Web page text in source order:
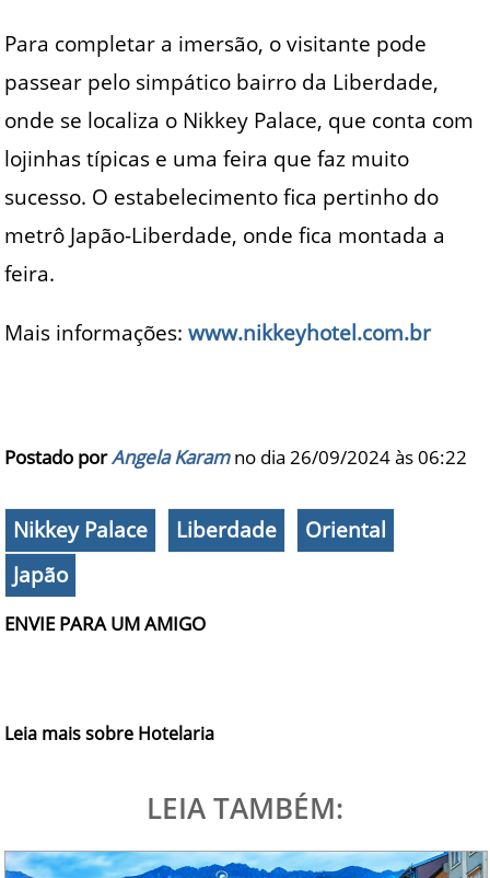
Para completar a imersão, o visitante pode
passear pelo simpático bairro da Liberdade,
onde se localiza o Nikkey Palace, que conta com
lojinhas típicas e uma feira que faz muito
sucesso. O estabelecimento fica pertinho do
metrô Japão-Liberdade, onde fica montada a
feira.
Mais informações:www.nikkeyhotel.com.br
Postado porAngela Karamno dia 26/09/2024 às06:22
Nikkey Palace Liberdade
Oriental
Japão
ENVIE PARA UM AMIGO
Leia mais sobre Hotelaria
LEIA TAMBÉM: